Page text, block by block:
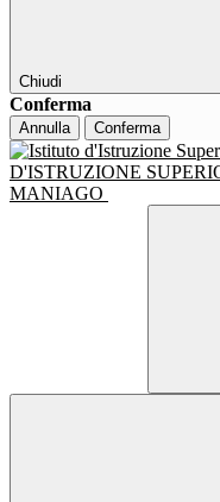
Chiudi
Conferma
Annulla Conferma
D'ISTRUZIONE
MANIAGO